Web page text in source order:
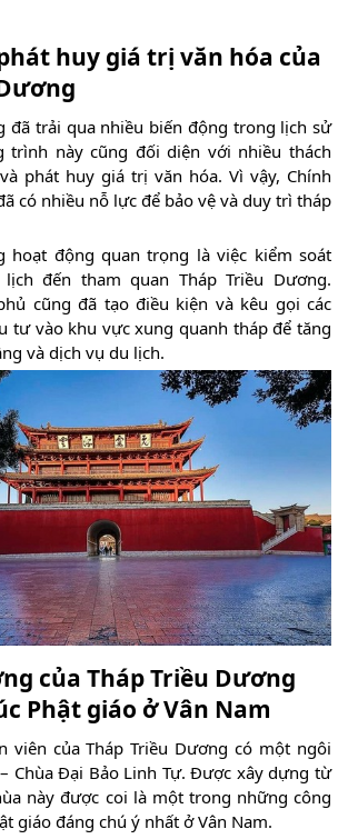
huy giá trị văn hóa của
đã trải qua nhiều biến động trong lịch sử
trình này cũng đối diện với nhiều thách
phát huy giá trị văn hóa. Vì vậy, Chính
có nhiều nỗ lực để bảo vệ và duy trì tháp
hoạt động quan trọng là việc kiểm soát
đến tham quan Tháp Triều Dương.
cũng đã tạo điều kiện và kêu gọi các
tư vào khu vực xung quanh tháp để tăng
và dịch vụ du lịch.
của Tháp Triều Dương
Phật giáo ở Vân Nam
viên của Tháp Triều Dương có một ngôi
Chùa Đại Bảo Linh Tự. Được xây dựng từ
này được coi là một trong những công
giáo đáng chú ý nhất ở Vân Nam.